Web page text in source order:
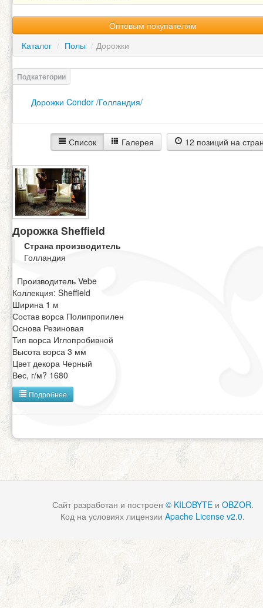
Оптовым покупателям
Каталог / Полы / Дорожки
Дорожки Condor /Голландия/
Список Галерея 12 позиций на
Дорожка Sheffield
Страна производитель
Голландия
Производитель Vebe
Коллекция: Sheffield
Ширина 1 м
Состав ворса Полипропилен
Основа Резиновая
Тип ворса Иглопробивной
Высота ворса 3 мм
Цвет декора Черный
Вес, г/м? 1680
Подробнее
Сайт разработан и построен © KILOBYTEи OBZOR.
Код на условиях лицензии Apache License v2.0.